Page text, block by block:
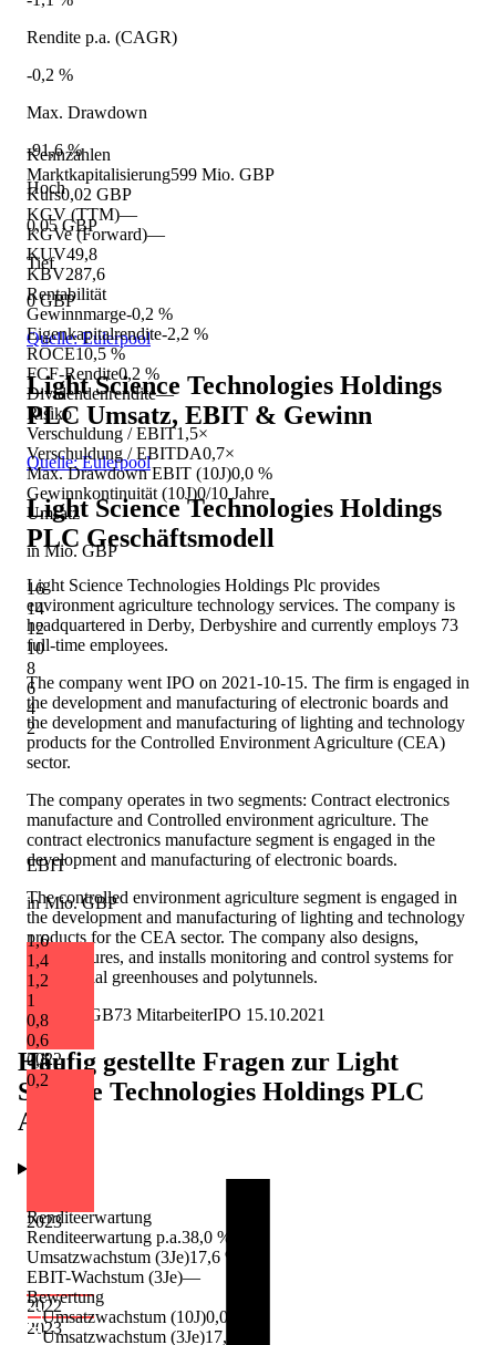
Kennzahlen
Marktkapitalisierung599 Mio. GBP
Kurs0,02 GBP
KGV (TTM)—
KGVe (Forward)—
KUV49,8
KBV287,6
Rentabilität
Gewinnmarge-0,2 %
Eigenkapitalrendite-2,2 %
ROCE10,5 %
FCF-Rendite0,2 %
Dividendenrendite—
Risiko
Verschuldung / EBIT1,5×
Verschuldung / EBITDA0,7×
Max. Drawdown EBIT (10J)0,0 %
Gewinnkontinuität (10J)0/10 Jahre
Umsatz
in Mio. GBP
16
14
12
10
8
6
4
2
2022
2023
EBIT
in Mio. GBP
1,6
1,4
1,2
1
0,8
0,6
0,4
0,2
2022
2023
Renditeerwartung
Renditeerwartung p.a.38,0 %
Umsatzwachstum (3Je)17,6 %
EBIT-Wachstum (3Je)—
Bewertung
Umsatzwachstum (10J)0,0 %
Umsatzwachstum (3Je)17,6 %
Rendite p.a. (CAGR)
-0,2 %
Max. Drawdown
-91,6 %
Hoch
0,05 GBP
Tief
0 GBP
Quelle: Eulerpool
Light Science Technologies Holdings
PLC Umsatz, EBIT & Gewinn
Quelle: Eulerpool
Light Science Technologies Holdings
PLCGeschäftsmodell
Light Science Technologies Holdings Plc provides
environment agriculture technology services. The company is
headquartered in Derby, Derbyshire and currently employs 73
full-time employees.
The company went IPO on 2021-10-15. The firm is engaged in
the development and manufacturing of electronic boards and
the development and manufacturing of lighting and technology
products for the Controlled Environment Agriculture (CEA)
sector.
The company operates in two segments: Contract electronics
manufacture and Controlled environment agriculture. The
contract electronics manufacture segment is engaged in the
development and manufacturing of electronic boards.
The controlled environment agriculture segment is engaged in
the development and manufacturing of lighting and technology
products for the CEA sector. The company also designs,
manufactures, and installs monitoring and control systems for
commercial greenhouses and polytunnels.
N/A
GB73 MitarbeiterIPO 15.10.2021
Häufig gestellte Fragen zur Light
Science Technologies Holdings PLC
Aktie